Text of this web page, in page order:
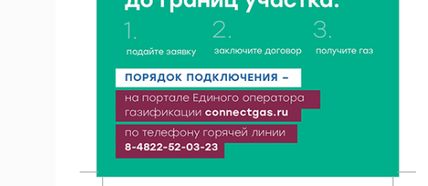
7 Авг 2026 18:10 117
Зарядка со стражем порядка объединила детей в
«Чайке»
7 Авг 2026 18:02 305
В Нило-Столобенской пустыни началась
реставрация фасада исторической
Крестовоздвиженской церкви